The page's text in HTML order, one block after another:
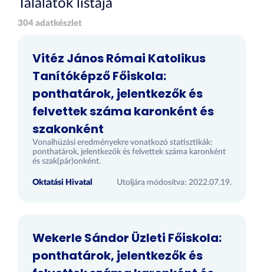
Találatok listája
304 adatkészlet
Vitéz János Római Katolikus
Tanítóképző Főiskola:
ponthatárok, jelentkezők és
felvettek száma karonként és
szakonként
Vonalhúzási eredményekre vonatkozó statisztikák:
ponthatárok, jelentkezők és felvettek száma karonként
és szak(pár)onként.
Oktatási Hivatal Utoljára módosítva: 2022.07.19.
Wekerle Sándor Üzleti Főiskola:
ponthatárok, jelentkezők és